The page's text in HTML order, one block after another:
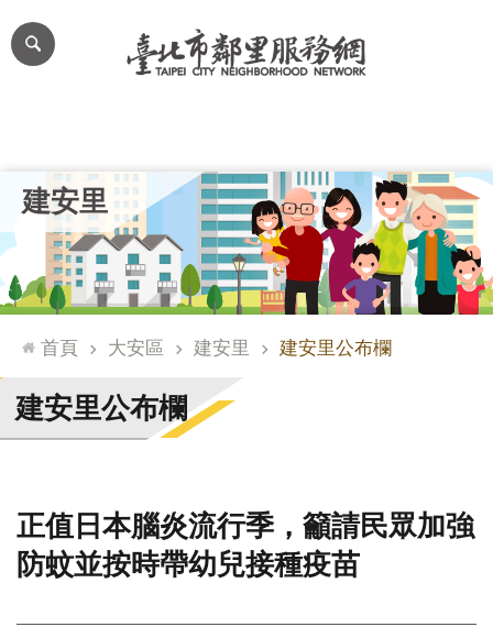
跳到主要內容區塊
網
站
台
通
臺
北
市
門
牌
整
檢
建安里
首頁 大安區 建安里 建安里公布欄
建安里公布欄
正值日本腦炎流行季，籲請民眾加強
防蚊並按時帶幼兒接種疫苗